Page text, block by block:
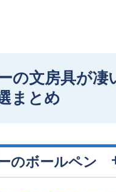
の文房具が
まとめ
のボールペン